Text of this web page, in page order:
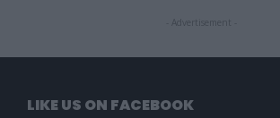
- Advertisement -
LIKE US ON FACEBOOK